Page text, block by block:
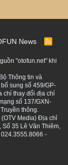
News
R
S
"otofun.net" khi
Thông tin và
sung số 459/GP-
chỉ thay đổi địa chỉ
số 137/GXN-
thông.
Media) Địa chỉ
Số 35 Lê Văn Thiêm,
-